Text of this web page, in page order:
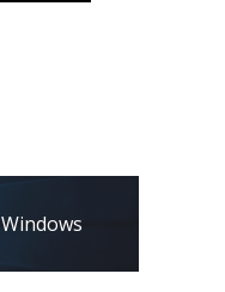
Windows